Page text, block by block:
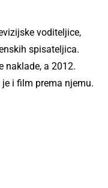
voditeljice,
spisateljica.
naklade, a 2012.
i film prema njemu.